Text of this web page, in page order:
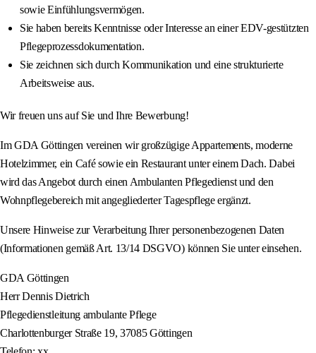
sowie Einfühlungsvermögen.
Sie haben bereits Kenntnisse oder Interesse an einer EDV-gestützten
Pflegeprozessdokumentation.
Sie zeichnen sich durch Kommunikation und eine strukturierte
Arbeitsweise aus.
Wir freuen uns auf Sie und Ihre Bewerbung!
Im GDA Göttingen vereinen wir großzügige Appartements, moderne
Hotelzimmer, ein Café sowie ein Restaurant unter einem Dach. Dabei
wird das Angebot durch einen Ambulanten Pflegedienst und den
Wohnpflegebereich mit angegliederter Tagespflege ergänzt.
Unsere Hinweise zur Verarbeitung Ihrer personenbezogenen Daten
(Informationen gemäß Art. 13/14 DSGVO) können Sie unter einsehen.
GDA Göttingen
Herr Dennis Dietrich
Pflegedienstleitung ambulante Pflege
Charlottenburger Straße 19, 37085 Göttingen